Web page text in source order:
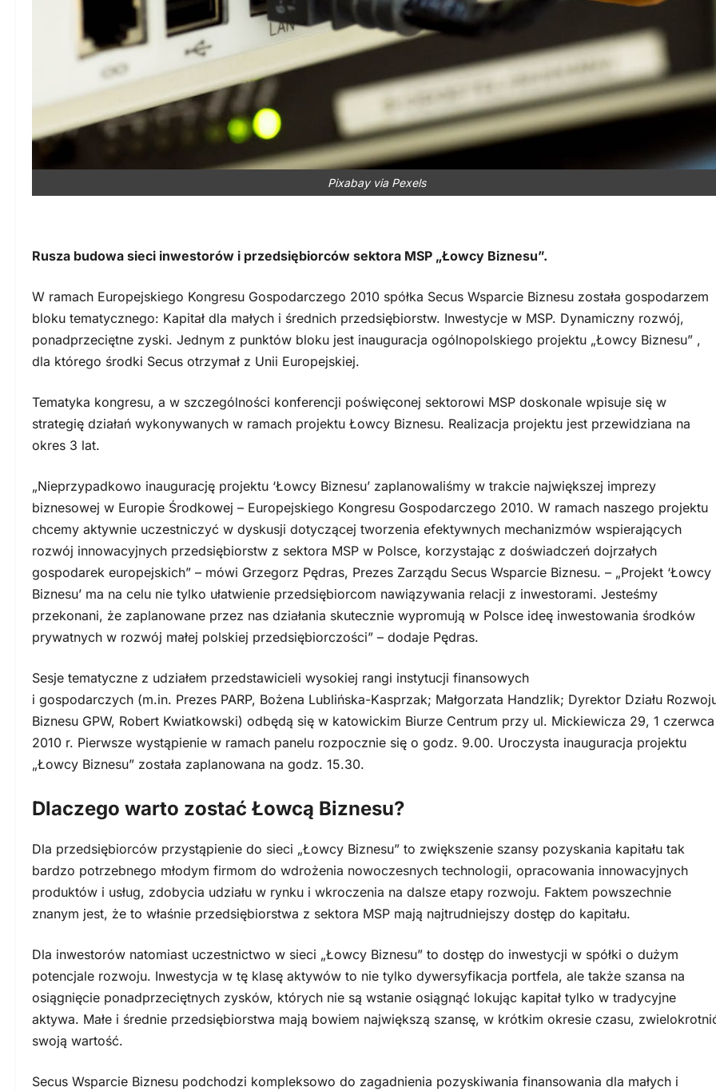
Pixabay via Pexels
Rusza budowa sieci inwestorów i przedsiębiorców sektora MSP „Łowcy Biznesu”.
W ramach Europejskiego Kongresu Gospodarczego 2010 spółka Secus Wsparcie Biznesu została gospodarzem
bloku tematycznego: Kapitał dla małych i średnich przedsiębiorstw. Inwestycje w MSP. Dynamiczny rozwój,
ponadprzeciętne zyski. Jednym z punktów bloku jest inauguracja ogólnopolskiego projektu „Łowcy Biznesu” ,
dla którego środki Secus otrzymał z Unii Europejskiej.
Tematyka kongresu, a w szczególności konferencji poświęconej sektorowi MSP doskonale wpisuje się w
strategię działań wykonywanych w ramach projektu Łowcy Biznesu. Realizacja projektu jest przewidziana na
okres 3 lat.
„Nieprzypadkowo inaugurację projektu ‘Łowcy Biznesu’ zaplanowaliśmy w trakcie największej imprezy
biznesowej w Europie Środkowej – Europejskiego Kongresu Gospodarczego 2010. W ramach naszego projektu
chcemy aktywnie uczestniczyć w dyskusji dotyczącej tworzenia efektywnych mechanizmów wspierających
rozwój innowacyjnych przedsiębiorstw z sektora MSP w Polsce, korzystając z doświadczeń dojrzałych
gospodarek europejskich” – mówi Grzegorz Pędras, Prezes Zarządu Secus Wsparcie Biznesu. – „Projekt ‘Łowcy
Biznesu’ ma na celu nie tylko ułatwienie przedsiębiorcom nawiązywania relacji z inwestorami. Jesteśmy
przekonani, że zaplanowane przez nas działania skutecznie wypromują w Polsce ideę inwestowania środków
prywatnych w rozwój małej polskiej przedsiębiorczości” – dodaje Pędras.
Sesje tematyczne z udziałem przedstawicieli wysokiej rangi instytucji finansowych
i gospodarczych (m.in. Prezes PARP, Bożena Lublińska-Kasprzak; Małgorzata Handzlik; Dyrektor Działu
Biznesu GPW, Robert Kwiatkowski) odbędą się w katowickim Biurze Centrum przy ul. Mickiewicza 29, 1 czerwca
2010 r. Pierwsze wystąpienie w ramach panelu rozpocznie się o godz. 9.00. Uroczysta inauguracja projektu
„Łowcy Biznesu” została zaplanowana na godz. 15.30.
Dlaczego warto zostać Łowcą Biznesu?
Dla przedsiębiorców przystąpienie do sieci „Łowcy Biznesu” to zwiększenie szansy pozyskania kapitału tak
bardzo potrzebnego młodym firmom do wdrożenia nowoczesnych technologii, opracowania innowacyjnych
produktów i usług, zdobycia udziału w rynku i wkroczenia na dalsze etapy rozwoju. Faktem powszechnie
znanym jest, że to właśnie przedsiębiorstwa z sektora MSP mają najtrudniejszy dostęp do kapitału.
Dla inwestorów natomiast uczestnictwo w sieci „Łowcy Biznesu” to dostęp do inwestycji w spółki o dużym
potencjale rozwoju. Inwestycja w tę klasę aktywów to nie tylko dywersyfikacja portfela, ale także szansa na
osiągnięcie ponadprzeciętnych zysków, których nie są wstanie osiągnąć lokując kapitał tylko w tradycyjne
aktywa. Małe i średnie przedsiębiorstwa mają bowiem największą szansę, w krótkim okresie czasu,
swoją wartość.
Secus Wsparcie Biznesu podchodzi kompleksowo do zagadnienia pozyskiwania finansowania dla małych i